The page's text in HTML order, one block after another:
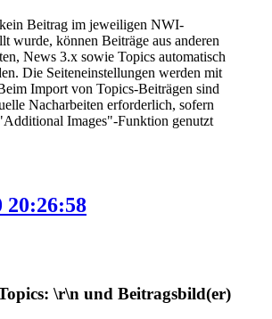
Beitrag im jeweiligen NWI-
wurde, können Beiträge aus anderen
News 3.x sowie Topics automatisch
Die Seiteneinstellungen werden mit
Import von Topics-Beiträgen sind
Nacharbeiten erforderlich, sofern
Images"-Funktion genutzt
20:26:58
\r\n und Beitragsbild(er)